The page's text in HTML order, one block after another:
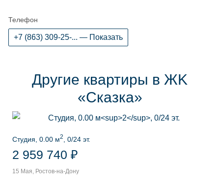
Телефон
+7 (863) 309-25-... — Показать
Другие квартиры в ЖK
«Сказка»
Студия, 0.00 м2 , 0/24 эт.
2 959 740 ₽
15 Мая, Ростов-на-Дону